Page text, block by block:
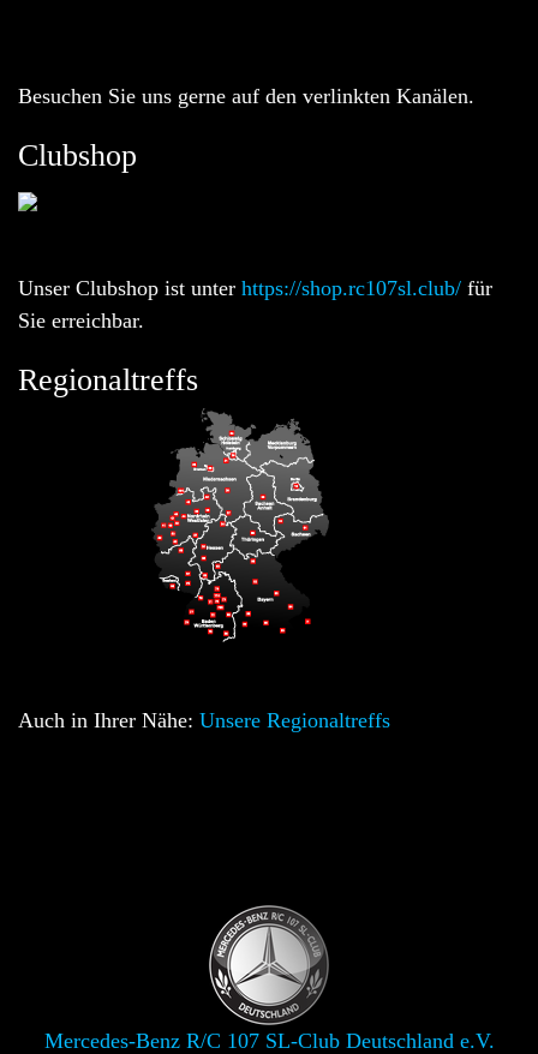
Besuchen Sie uns gerne auf den verlinkten Kanälen.
Clubshop
Unser Clubshop ist unter https://shop.rc107sl.club/ für
Sie erreichbar.
Regionaltreffs
Auch in Ihrer Nähe: Unsere Regionaltreffs
Mercedes-Benz R/C 107 SL-Club Deutschland e.V.